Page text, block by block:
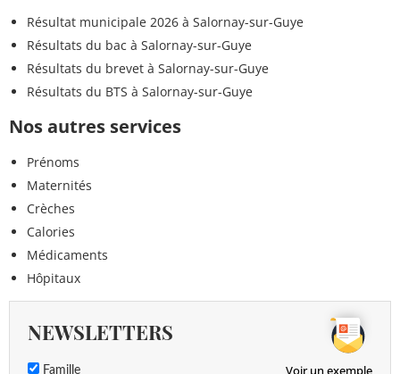
Résultat municipale 2026 à Salornay-sur-Guye
Résultats du bac à Salornay-sur-Guye
Résultats du brevet à Salornay-sur-Guye
Résultats du BTS à Salornay-sur-Guye
Nos autres services
Prénoms
Maternités
Crèches
Calories
Médicaments
Hôpitaux
NEWSLETTERS
Famille